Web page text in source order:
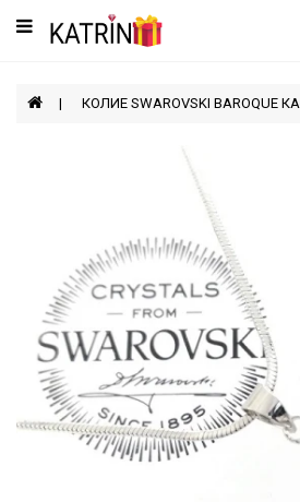
Категории
МЪЖЕ
АКСЕСОАРИ
КОЛИЕ SWAROVSKI BAROQUE